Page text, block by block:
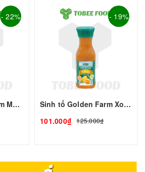
- 22%
Sinh tố Golden Farm Mãng Cầu 1L
- 19%
Sinh tố Golden Farm Xoài 1L
101.000₫
125.000₫